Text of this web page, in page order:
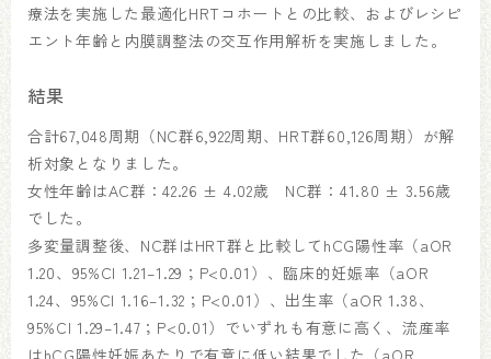
療法を実施した最適化HRTコホートとの比較、およびレシピ
エント年齢と内膜調整法の交互作用解析を実施しました。
結果
合計67,048周期（NC群6,922周期、HRT群60,126周期）が解
析対象となりました。
女性年齢はAC群：42.26 ± 4.02歳 NC群：41.80 ± 3.56歳
でした。
多変量調整後、NC群はHRT群と比較してhCG陽性率（aOR
1.20、95%CI 1.21–1.29；P<0.01）、臨床的妊娠率（aOR
1.24、95%CI 1.16–1.32；P<0.01）、出生率（aOR 1.38、
95%CI 1.29–1.47；P<0.01）でいずれも有意に高く、流産率
はhCG陽性妊娠あたりで有意に低い結果でした（aOR